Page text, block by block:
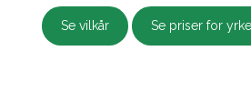
Se vilkår Se priser for